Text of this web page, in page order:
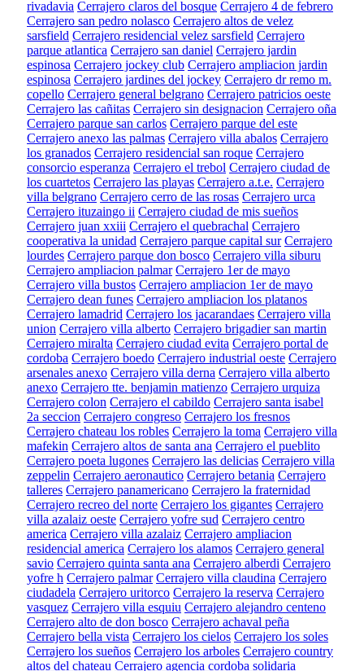
rivadavia Cerrajero claros del bosque Cerrajero 4 de febrero
Cerrajero san pedro nolasco Cerrajero altos de velez
sarsfield Cerrajero residencial velez sarsfield Cerrajero
parque atlantica Cerrajero san daniel Cerrajero jardin
espinosa Cerrajero jockey club Cerrajero ampliacion jardin
espinosa Cerrajero jardines del jockey Cerrajero dr remo m.
copello Cerrajero general belgrano Cerrajero patricios oeste
Cerrajero las cañitas Cerrajero sin designacion Cerrajero oña
Cerrajero parque san carlos Cerrajero parque del este
Cerrajero anexo las palmas Cerrajero villa abalos Cerrajero
los granados Cerrajero residencial san roque Cerrajero
consorcio esperanza Cerrajero el trebol Cerrajero ciudad de
los cuartetos Cerrajero las playas Cerrajero a.t.e. Cerrajero
villa belgrano Cerrajero cerro de las rosas Cerrajero urca
Cerrajero ituzaingo ii Cerrajero ciudad de mis sueños
Cerrajero juan xxiii Cerrajero el quebrachal Cerrajero
cooperativa la unidad Cerrajero parque capital sur Cerrajero
lourdes Cerrajero parque don bosco Cerrajero villa siburu
Cerrajero ampliacion palmar Cerrajero 1er de mayo
Cerrajero villa bustos Cerrajero ampliacion 1er de mayo
Cerrajero dean funes Cerrajero ampliacion los platanos
Cerrajero lamadrid Cerrajero los jacarandaes Cerrajero villa
union Cerrajero villa alberto Cerrajero brigadier san martin
Cerrajero miralta Cerrajero ciudad evita Cerrajero portal de
cordoba Cerrajero boedo Cerrajero industrial oeste Cerrajero
arsenales anexo Cerrajero villa derna Cerrajero villa alberto
anexo Cerrajero tte. benjamin matienzo Cerrajero urquiza
Cerrajero colon Cerrajero el cabildo Cerrajero santa isabel
2a seccion Cerrajero congreso Cerrajero los fresnos
Cerrajero chateau los robles Cerrajero la toma Cerrajero villa
mafekin Cerrajero altos de santa ana Cerrajero el pueblito
Cerrajero poeta lugones Cerrajero las delicias Cerrajero villa
zeppelin Cerrajero aeronautico Cerrajero betania Cerrajero
talleres Cerrajero panamericano Cerrajero la fraternidad
Cerrajero recreo del norte Cerrajero los gigantes Cerrajero
villa azalaiz oeste Cerrajero yofre sud Cerrajero centro
america Cerrajero villa azalaiz Cerrajero ampliacion
residencial america Cerrajero los alamos Cerrajero general
savio Cerrajero quinta santa ana Cerrajero alberdi Cerrajero
yofre h Cerrajero palmar Cerrajero villa claudina Cerrajero
ciudadela Cerrajero uritorco Cerrajero la reserva Cerrajero
vasquez Cerrajero villa esquiu Cerrajero alejandro centeno
Cerrajero alto de don bosco Cerrajero achaval peña
Cerrajero bella vista Cerrajero los cielos Cerrajero los soles
Cerrajero los sueños Cerrajero los arboles Cerrajero country
altos del chateau Cerrajero agencia cordoba solidaria